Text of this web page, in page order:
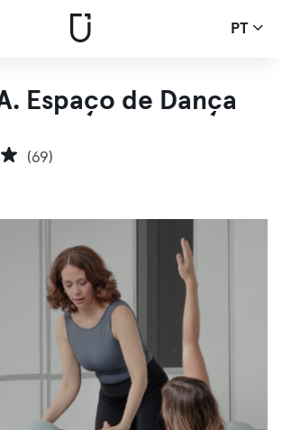
PT
Espaço de Dança
(69)